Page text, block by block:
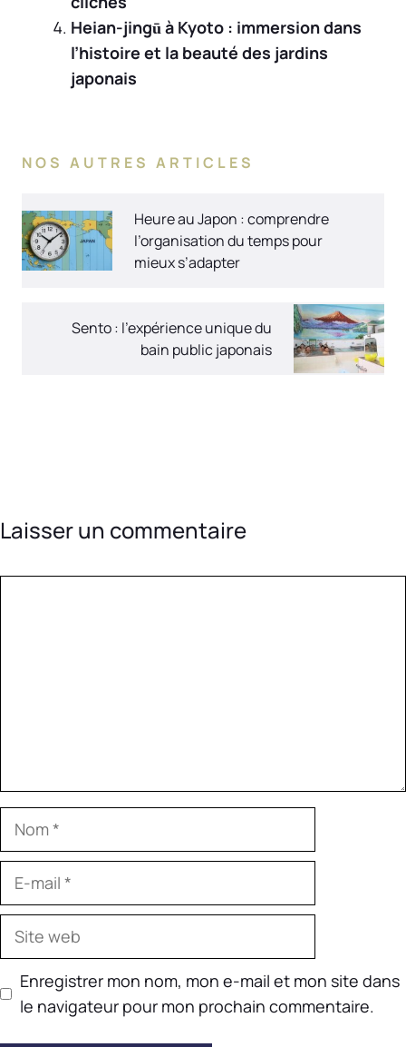
Heian-jingū à Kyoto : immersion dans
l’histoire et la beauté des jardins
japonais
NOS AUTRES ARTICLES
Heure au Japon : comprendre
l’organisation du temps pour
mieux s’adapter
Sento : l’expérience unique du
bain public japonais
Laisser un commentaire
Nom
Site
Enregistrer mon nom, mon e-mail et mon site dans
le navigateur pour mon prochain commentaire.